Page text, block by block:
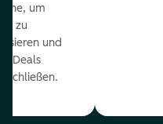
um
zu
und
Deals